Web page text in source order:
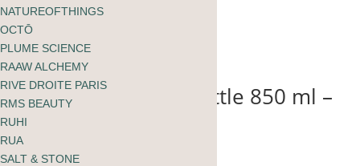
CHF42.00
beVIVID drinking bottle 850 ml –
Pure
CHF
NATUREOFTHINGS
OCTŌ
PLUME SCIENCE
RAAW ALCHEMY
RIVE DROITE PARIS
RMS BEAUTY
RUHI
RUA
SALT & STONE